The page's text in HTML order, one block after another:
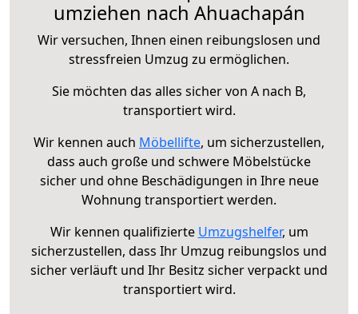
umziehen nach Ahuachapán
Wir versuchen, Ihnen einen reibungslosen und
stressfreien Umzug zu ermöglichen.
Sie möchten das alles sicher von A nach B,
transportiert wird.
Wir kennen auch Möbellifte, um sicherzustellen,
dass auch große und schwere Möbelstücke
sicher und ohne Beschädigungen in Ihre neue
Wohnung transportiert werden.
Wir kennen qualifizierte Umzugshelfer, um
sicherzustellen, dass Ihr Umzug reibungslos und
sicher verläuft und Ihr Besitz sicher verpackt und
transportiert wird.